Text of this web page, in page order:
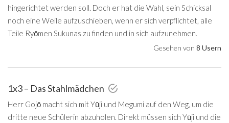
hingerichtet werden soll. Doch er hat die Wahl, sein Schicksal
noch eine Weile aufzuschieben, wenn er sich verpflichtet, alle
Teile Ryōmen Sukunas zu finden und in sich aufzunehmen.
Gesehen von 8 Usern
1x3 – Das Stahlmädchen
Herr Gojō macht sich mit Yūji und Megumi auf den Weg, um die
dritte neue Schülerin abzuholen. Direkt müssen sich Yūji und die